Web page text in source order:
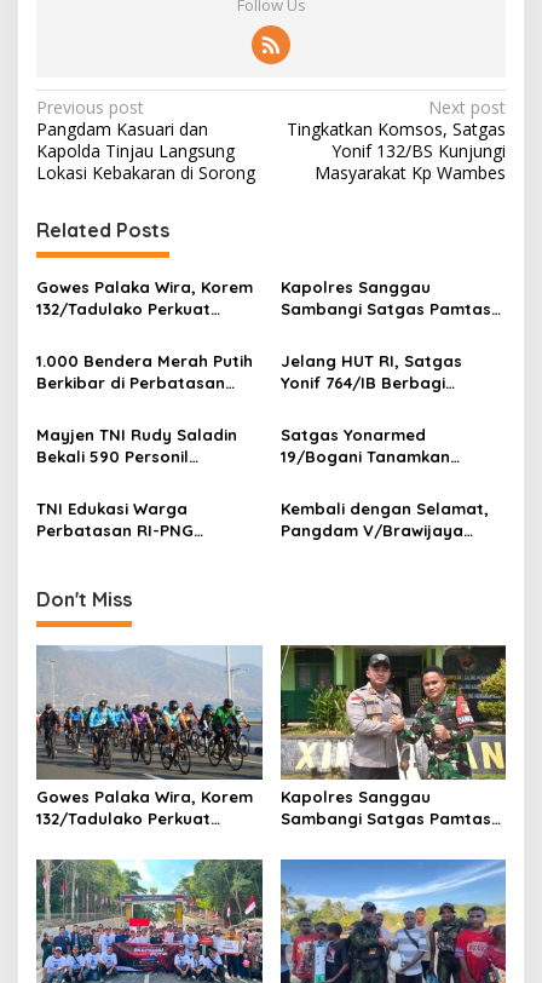
Follow Us
P
o
s
t
n
a
v
i
g
t
o
Previous post
Pangdam Kasuari dan
Kapolda Tinjau Langsung
Lokasi Kebakaran di Sorong
Next post
Tingkatkan Komsos, Satgas
Yonif 132/BS Kunjungi
Masyarakat Kp Wambes
Related Posts
Gowes Palaka Wira, Korem
132/Tadulako Perkuat
Kapolres Sanggau
Sambangi Satgas Pamtas
Perkuat Soliditas TNI-Polri
di Perbatasan
1.000 Bendera Merah Putih
Berkibar di Perbatasan
Jelang HUT RI, Satgas
Yonif 764/IB Berbagi
Mayjen TNI Rudy Saladin
Bekali 590 Personil
TP Jajaran Kodam
V/Brawijaya
Satgas Yonarmed
19/Bogani Tanamkan
Perbatasan
TNI Edukasi Warga
Perbatasan RI-PNG
Penyakit
Kembali dengan Selamat,
Pangdam V/Brawijaya
Don't Miss
Gowes Palaka Wira, Korem
132/Tadulako Perkuat
Kapolres Sanggau
Sambangi Satgas Pamtas
Perkuat Soliditas TNI-Polri
di Perbatasan